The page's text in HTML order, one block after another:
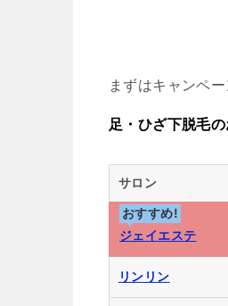
まずはキャンペ
足・ひざ下脱毛
サロン
おすすめ!
ジェイエステ
リンリン